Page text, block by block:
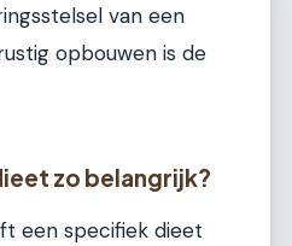
van een
opbouwen is de
zo belangrijk?
een specifiek dieet